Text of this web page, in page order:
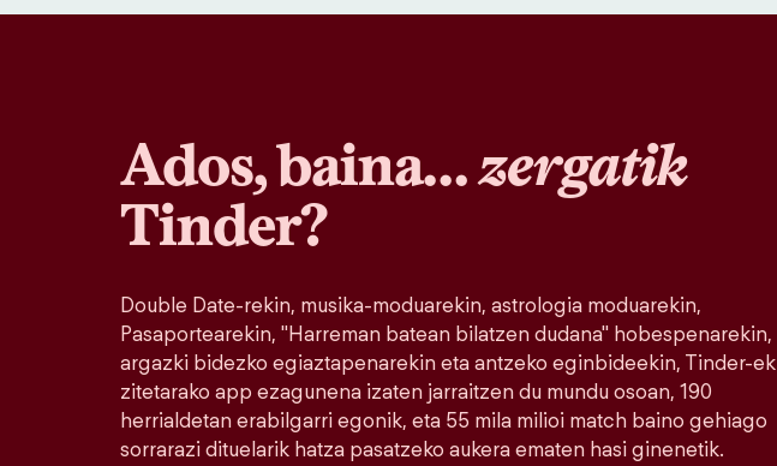
Ados, baina…zergatik
Tinder?
Double Date-rekin, musika-moduarekin, astrologia moduarekin,
Pasaportearekin, "Harreman batean bilatzen dudana" hobespenarekin,
argazki bidezko egiaztapenarekin eta antzeko eginbideekin, Tinder-ek
zitetarako app ezagunena izaten jarraitzen du mundu osoan, 190
herrialdetan erabilgarri egonik, eta 55 mila milioi match baino gehiago
sorrarazi dituelarik hatza pasatzeko aukera ematen hasi ginenetik.